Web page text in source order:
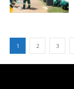
1 2 3